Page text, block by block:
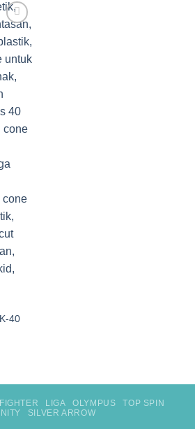
40
FIGHTER LIGA OLYMPUS
TOP SPIN
SILVER ARROW